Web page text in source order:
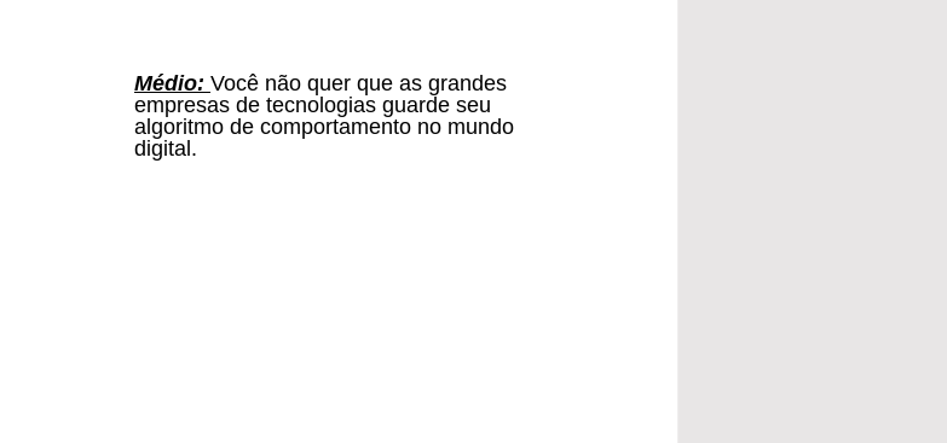
Médio: Você não quer que as grandes
empresas de tecnologias guarde seu
algoritmo de comportamento no mundo
digital.